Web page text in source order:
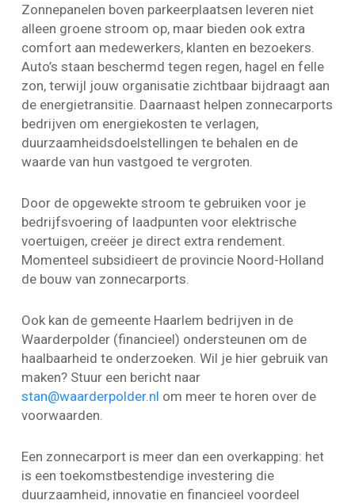
Zonnepanelen boven parkeerplaatsen leveren niet
alleen groene stroom op, maar bieden ook extra
comfort aan medewerkers, klanten en bezoekers.
Auto’s staan beschermd tegen regen, hagel en felle
zon, terwijl jouw organisatie zichtbaar bijdraagt aan
de energietransitie. Daarnaast helpen zonnecarports
bedrijven om energiekosten te verlagen,
duurzaamheidsdoelstellingen te behalen en de
waarde van hun vastgoed te vergroten.
Door de opgewekte stroom te gebruiken voor je
bedrijfsvoering of laadpunten voor elektrische
voertuigen, creëer je direct extra rendement.
Momenteel subsidieert de provincie Noord-Holland
de bouw van zonnecarports.
Ook kan de gemeente Haarlem bedrijven in de
Waarderpolder (financieel) ondersteunen om de
haalbaarheid te onderzoeken. Wil je hier gebruik van
maken? Stuur een bericht naar
stan@waarderpolder.nl om meer te horen over de
voorwaarden.
Een zonnecarport is meer dan een overkapping: het
is een toekomstbestendige investering die
duurzaamheid, innovatie en financieel voordeel